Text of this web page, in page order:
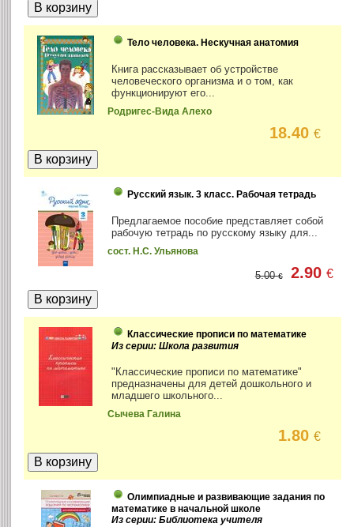
Тело человека. Нескучная анатомия
Книга рассказывает об устройстве
человеческого организма и о том, как
функционируют его...
Родригес-Вида Алехо
18.40€
Русский язык. 3 класс. Рабочая тетрадь
Предлагаемое пособие представляет собой
рабочую тетрадь по русскому языку для...
сост. Н.С. Ульянова
5.00€ 2.90€
Классические прописи по математике
Из серии: Школа развития
"Классические прописи по математике"
предназначены для детей дошкольного и
младшего школьного...
Сычева Галина
1.80€
Олимпиадные и развивающие задания по
математике в начальной школе
Из серии: Библиотека учителя